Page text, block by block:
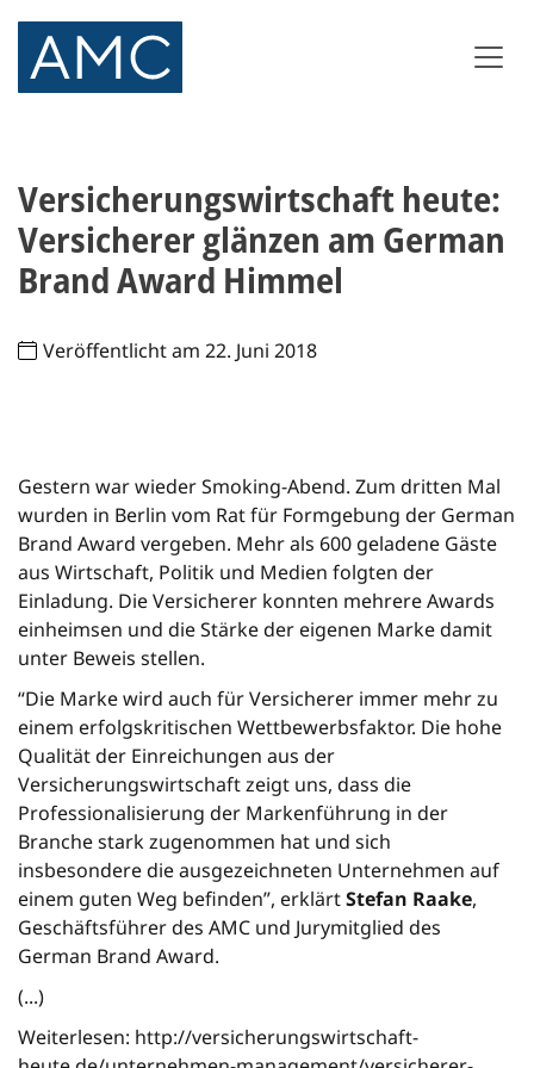
Versicherungswirtschaft heute:
Versicherer glänzen am German
Brand Award Himmel
Veröffentlicht am 22. Juni 2018
Gestern war wieder Smoking-Abend. Zum dritten Mal
wurden in Berlin vom Rat für Formgebung der German
Brand Award vergeben. Mehr als 600 geladene Gäste
aus Wirtschaft, Politik und Medien folgten der
Einladung. Die Versicherer konnten mehrere Awards
einheimsen und die Stärke der eigenen Marke damit
unter Beweis stellen.
“Die Marke wird auch für Versicherer immer mehr zu
einem erfolgskritischen Wettbewerbsfaktor. Die hohe
Qualität der Einreichungen aus der
Versicherungswirtschaft zeigt uns, dass die
Professionalisierung der Markenführung in der
Branche stark zugenommen hat und sich
insbesondere die ausgezeichneten Unternehmen auf
einem guten Weg befinden”, erklärtStefan Raake,
Geschäftsführer des AMC und Jurymitglied des
German Brand Award.
(...)
Weiterlesen: http://versicherungswirtschaft-